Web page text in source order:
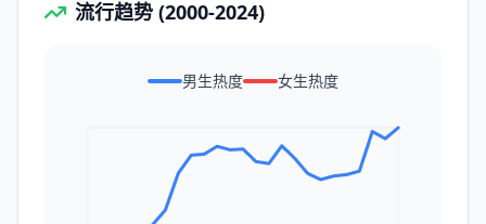
流行趋势 (2000-2024)
男生热度 女生热度